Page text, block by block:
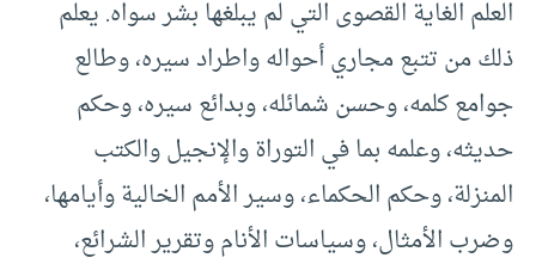
العلم الغاية القصوى التي لم يبلغها بشر سواه. يعلم
ذلك من تتبع مجاري أحواله واطراد سيره، وطالع
جوامع كلمه، وحسن شمائله، وبدائع سيره، وحكم
حديثه، وعلمه بما في التوراة والإنجيل والكتب
المنزلة، وحكم الحكماء، وسير الأمم الخالية وأيامها،
وضرب الأمثال، وسياسات الأنام وتقرير الشرائع،